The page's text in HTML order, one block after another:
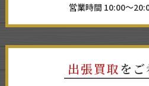
営業時間 10:00～
出張買取 を